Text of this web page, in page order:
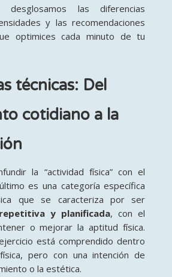
desglosamos las diferencias
y las recomendaciones
optimices cada minuto de tu
técnicas: Del
cotidiano a la
la “actividad física” con el
es una categoría específica
que se caracteriza por ser
y planificada, con el
o mejorar la aptitud física.
está comprendido dentro
pero con una intención de
o la estética.